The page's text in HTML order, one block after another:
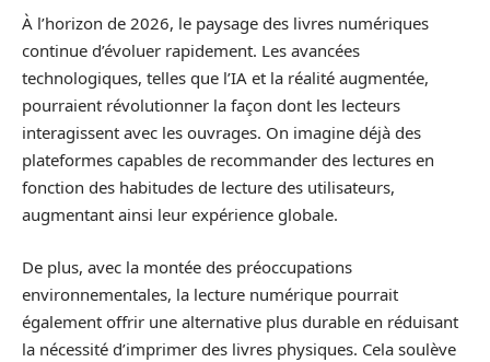
À l’horizon de 2026, le paysage des livres numériques
continue d’évoluer rapidement. Les avancées
technologiques, telles que l’IA et la réalité augmentée,
pourraient révolutionner la façon dont les lecteurs
interagissent avec les ouvrages. On imagine déjà des
plateformes capables de recommander des lectures en
fonction des habitudes de lecture des utilisateurs,
augmentant ainsi leur expérience globale.
De plus, avec la montée des préoccupations
environnementales, la lecture numérique pourrait
également offrir une alternative plus durable en réduisant
la nécessité d’imprimer des livres physiques. Cela soulève